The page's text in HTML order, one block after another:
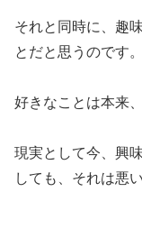
それと同時に、趣
とだと思うのです。
好きなことは本来
現実として今、興
しても、それは悪